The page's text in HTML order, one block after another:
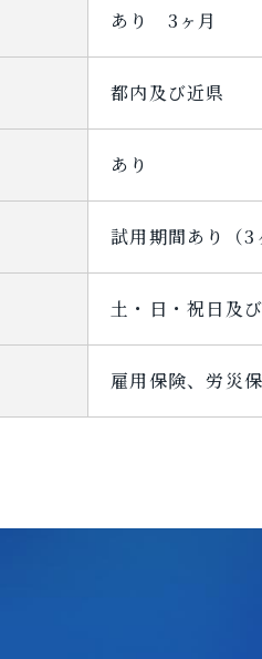
あり 3ヶ月
都内及び近県
あり
試用期間あり（3
土・日・祝日及
雇用保険、労災